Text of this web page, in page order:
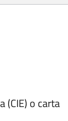
(CIE) o carta